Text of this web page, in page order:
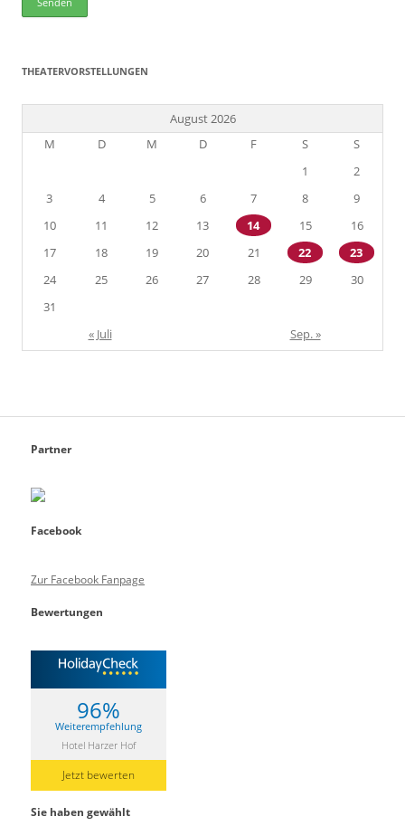
THEATERVORSTELLUNGEN
August 2026
M
D M D F S
S
1
2
3
4 5 6 7 8
9
10
11 12 13 14 15
16
17
18 19 20 21 22
23
24
25 26 27 28 29
30
31
« Juli
Sep. »
Partner
Facebook
Zur Facebook Fanpage
Bewertungen
96%
Weiterempfehlung
Hotel Harzer Hof
Jetzt bewerten
Sie haben gewählt